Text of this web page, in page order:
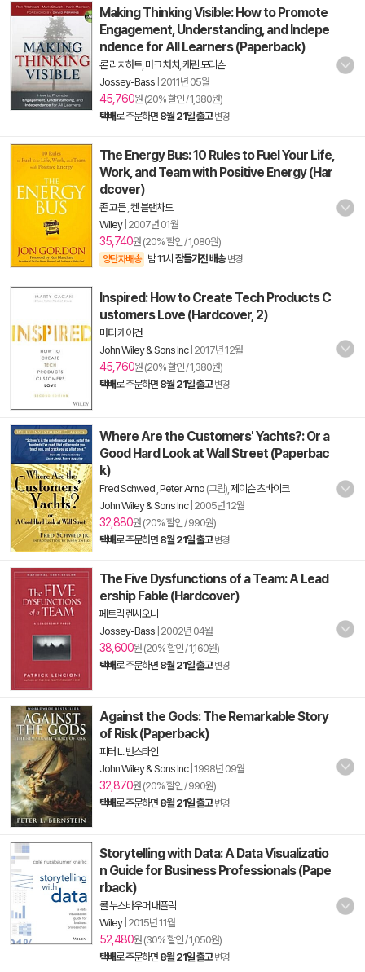
Making Thinking Visible: How to Promote
Engagement, Understanding, and Indepe
ndence for All Learners (Paperback)
론 리치하트, 마크 처치 캐린 모리슨
Jossey-Bass 2011년 05월
45,760원 (20% 할인 / 1,380원)
택배로 주문하면 8월 21일 출고 변경
The Energy Bus: 10 Rules to Fuel Your Life,
Work, and Team with Positive Energy (Har
dcover)
존 고든, 켄 블랜차드
Wiley| 2007년 01월
35,740원 (20% 할인 / 1,080원)
양탄자배송 밤 11시 잠들기전 배송 변경
Inspired: How to Create Tech Products C
ustomers Love (Hardcover, 2)
마티 케이건
John Wiley & Sons Inc| 2017년 12월
45,760원 (20% 할인 / 1,380원)
택배로 주문하면 8월 21일 출고 변경
Where Are the Customers' Yachts?: Or a
Good Hard Look at Wall Street (Paperbac
k)
Fred Schwed Peter Arno (그림), 제이슨 츠바이크
John Wiley & Sons Inc| 2005년 12월
32,880원 (20% 할인 / 990원)
택배로 주문하면 8월 21일 출고 변경
The Five Dysfunctions of a Team: A Lead
ership Fable (Hardcover)
페트릭 렌시오니
Jossey-Bass 2002년 04월
38,600원 (20% 할인 / 1,160원)
택배로 주문하면 8월 21일 출고 변경
Against the Gods: The Remarkable Story
of Risk (Paperback)
피터 L. 번스타인
John Wiley & Sons Inc| 1998년 09월
32,870원 (20% 할인 / 990원)
택배로 주문하면 8월 21일 출고 변경
Storytelling with Data: A Data Visualizatio
n Guide for Business Professionals (Pape
rback)
콜 누스바우머 내플릭
Wiley| 2015년 11월
52,480원 (30% 할인 / 1,050원)
택배로 주문하면 8월 21일 출고 변경